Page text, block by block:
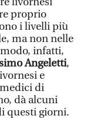
proprio
i livelli più
ma non nelle
infatti,
Angeletti,
e
di
dà alcuni
questi giorni.